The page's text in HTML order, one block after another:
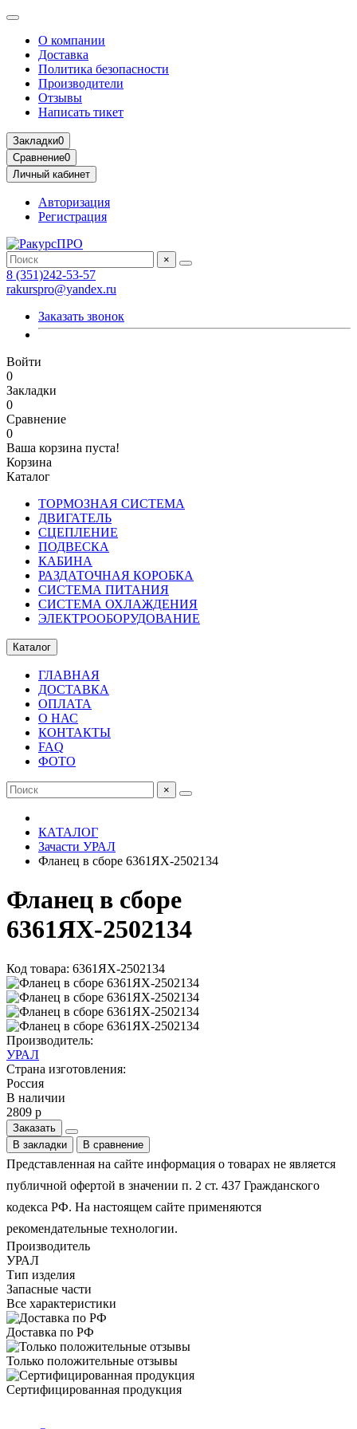
О компании
Доставка
Политика безопасности
Производители
Отзывы
Написать тикет
Закладки0
Сравнение0
Личный кабинет
Авторизация
Регистрация
×
8 (351)242-53-57
rakurspro@yandex.ru
Заказать звонок
Войти
0
Закладки
0
Сравнение
0
Ваша корзина пуста!
Корзина
Каталог
ТОРМОЗНАЯ СИСТЕМА
ДВИГАТЕЛЬ
СЦЕПЛЕНИЕ
ПОДВЕСКА
КАБИНА
РАЗДАТОЧНАЯ КОРОБКА
СИСТЕМА ПИТАНИЯ
СИСТЕМА ОХЛАЖДЕНИЯ
ЭЛЕКТРООБОРУДОВАНИЕ
Каталог
ГЛАВНАЯ
ДОСТАВКА
ОПЛАТА
О НАС
КОНТАКТЫ
FAQ
ФОТО
×
КАТАЛОГ
Зачасти УРАЛ
Фланец в сборе 6361ЯХ-2502134
Фланец в сборе
6361ЯХ-2502134
Код товара: 6361ЯХ-2502134
Производитель:
УРАЛ
Страна изготовления:
Россия
В наличии
2809 р
Заказать
В закладки
В сравнение
Представленная на сайте информация о товарах не является
публичной офертой в значении п. 2 ст. 437 Гражданского
кодекса РФ. На настоящем сайте применяются
рекомендательные технологии.
Производитель
УРАЛ
Тип изделия
Запасные части
Все характеристики
Доставка по РФ
Только положительные отзывы
Сертифицированная продукция